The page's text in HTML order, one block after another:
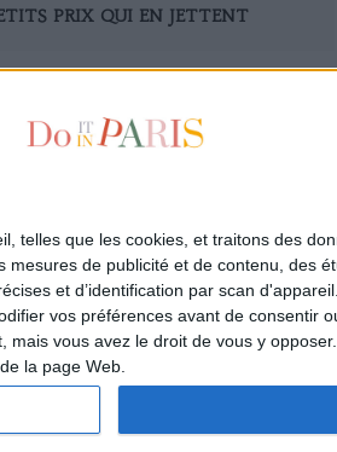
telles que les cookies, et traitons des
de publicité et de contenu, des
et d’identification par scan
vos préférences avant de consentir
vous avez le droit de vous y
la page Web.
PRIX QUI EN JETTENT
Qui sommes-nous ?
Les auteurs
L'Appartement de la Parisienne
L'espace annonceurs